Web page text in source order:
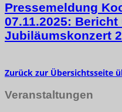
Pressemeldung
07.11.2025: Bericht
Jubiläumskonzert
Zurück zur Übersichtsseite
Veranstaltungen